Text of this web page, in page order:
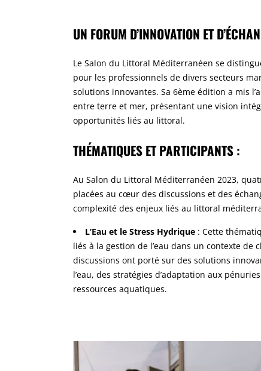
UN FORUM D’INNOVATION ET
Le Salon du Littoral Méditerranéen se
pour les professionnels de divers secteurs
solutions innovantes. Sa 6ème édition a mis
entre terre et mer, présentant une vision
opportunités liés au littoral.
THÉMATIQUES ET PARTICIPANTS :
Au Salon du Littoral Méditerranéen 2023,
placées au cœur des discussions et des
complexité des enjeux liés au littoral
L’Eau et le Stress Hydrique : Cette
liés à la gestion de l’eau dans un contexte de
discussions ont porté sur des solutions
l’eau, des stratégies d’adaptation aux
ressources aquatiques.